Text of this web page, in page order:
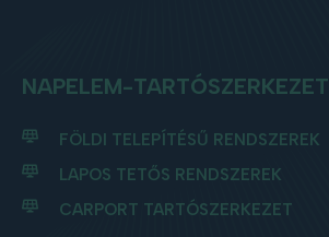
NAPELEM-
FÖLDI TELEPÍTÉSŰ RENDSZEREK
LAPOS TETŐS RENDSZEREK
CARPORT TARTÓSZERKEZET